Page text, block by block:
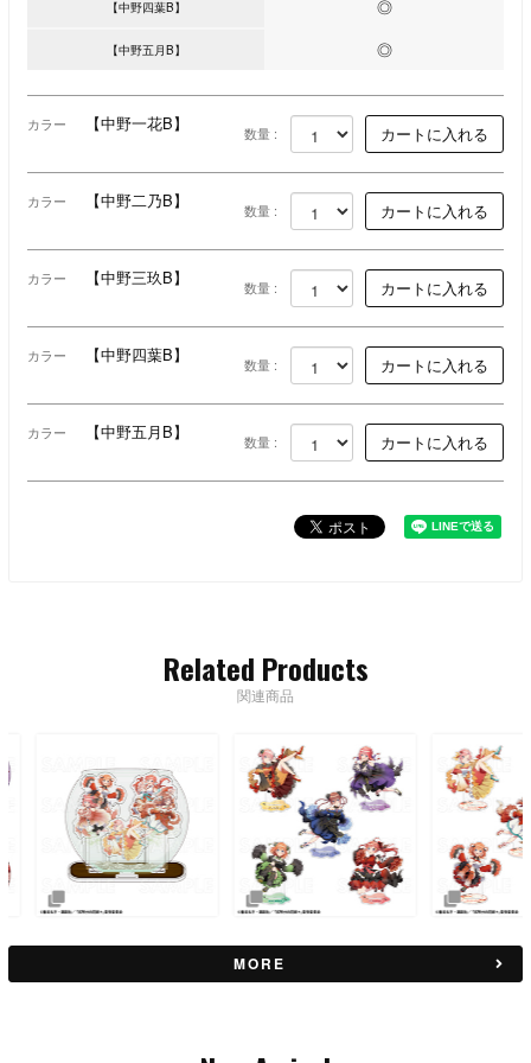
【中野四葉B】 ◎
【中野五月B】 ◎
カラー 【中野一花B】 数量 :
カラー 【中野二乃B】 数量 :
カラー 【中野三玖B】 数量 :
カラー 【中野四葉B】 数量 :
カラー 【中野五月B】 数量 :
Related Products
関連商品
MORE